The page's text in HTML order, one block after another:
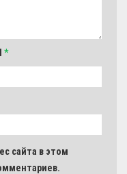
*
сайта в этом